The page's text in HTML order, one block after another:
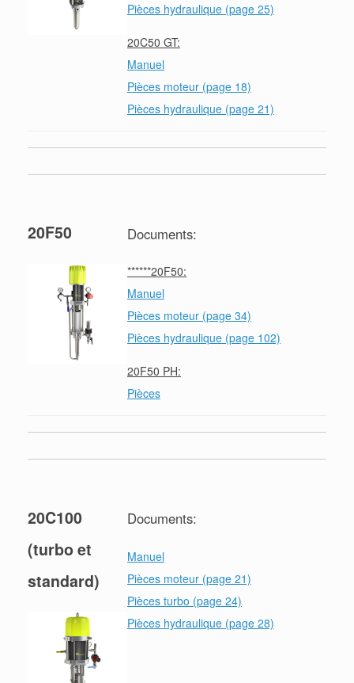
Pièces hydraulique (page 25)
20C50 GT:
Manuel
Pièces moteur (page 18)
Pièces hydraulique (page 21)
20F50 Documents:
******20F50:
Manuel
Pièces moteur (page 34)
Pièces hydraulique (page 102)
20F50 PH:
Pièces
20C100
(turbo et
standard)
Documents:
Manuel
Pièces moteur (page 21)
Pièces turbo (page 24)
Pièces hydraulique (page 28)